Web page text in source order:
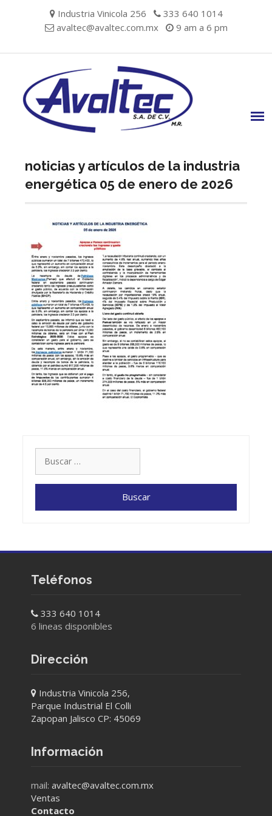
Industria Vinicola 256
333 640 1014
avaltec@avaltec.com.mx
9 am a 6 pm
noticias y artículos de la industria
energética 05 de enero de 2026
Teléfonos
333 640 1014
6 lineas disponibles
Dirección
Industria Vinicola 256,
Parque Industrial El Colli
Zapopan Jalisco CP: 45069
Información
mail: avaltec@avaltec.com.mx
Ventas
Contacto